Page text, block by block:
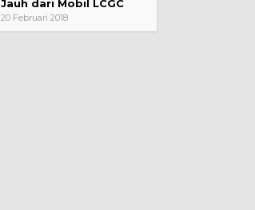
Jauh dari Mobil LCGC
20 Februari 2018